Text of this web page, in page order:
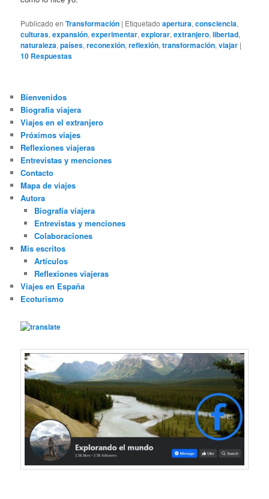
Publicado en Transformación | Etiquetado apertura,consciencia,
culturas,expansión,experimentar,explorar,extranjero,libertad,
naturaleza,países,reconexión,reflexión,transformación,viajar |
10 Respuestas
Bienvenidos
Biografía viajera
Viajes en el extranjero
Próximos viajes
Reflexiones viajeras
Entrevistas y menciones
Contacto
Mapa de viajes
Autora
Biografía viajera
Entrevistas y menciones
Colaboraciones
Mis escritos
Artículos
Reflexiones viajeras
Viajes en España
Ecoturismo